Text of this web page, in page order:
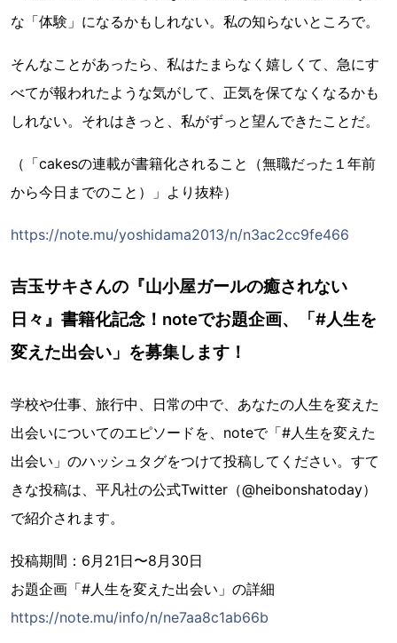
な「体験」になるかもしれない。私の知らないところで。
そんなことがあったら、私はたまらなく嬉しくて、急にす
べてが報われたような気がして、正気を保てなくなるかも
しれない。それはきっと、私がずっと望んできたことだ。
（「cakesの連載が書籍化されること（無職だった１年前
から今日までのこと）」より抜粋）
https://note.mu/yoshidama2013/n/n3ac2cc9fe466
吉玉サキさんの『山小屋ガールの癒されない
日々』書籍化記念！noteでお題企画、「#人生を
変えた出会い」を募集します！
学校や仕事、旅行中、日常の中で、あなたの人生を変えた
出会いについてのエピソードを、noteで「#人生を変えた
出会い」のハッシュタグをつけて投稿してください。すて
きな投稿は、平凡社の公式Twitter（@heibonshatoday）
で紹介されます。
投稿期間：6月21日〜8月30日
お題企画「#人生を変えた出会い」の詳細
https://note.mu/info/n/ne7aa8c1ab66b